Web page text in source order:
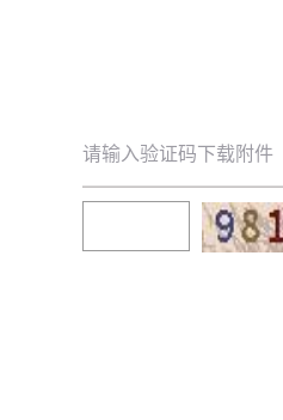
请输入验证码下载附件